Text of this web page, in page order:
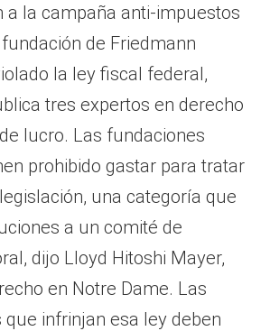
a la campaña anti-impuestos
de Friedmann
la ley fiscal federal,
tres expertos en derecho
lucro. Las fundaciones
prohibido gastar para tratar
una categoría que
a un comité de
dijo Lloyd Hitoshi Mayer,
en Notre Dame. Las
que infrinjan esa ley deben